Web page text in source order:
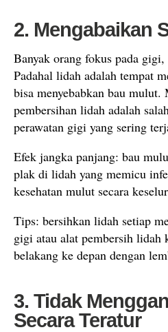
2. Mengabaikan
Banyak orang fokus pada
Padahal lidah adalah tempat
bisa menyebabkan bau mulut.
pembersihan lidah adalah
perawatan gigi yang sering
Efek jangka panjang: bau
plak di lidah yang memicu
kesehatan mulut secara
Tips: bersihkan lidah setiap
gigi atau alat pembersih lidah
belakang ke depan dengan
3. Tidak
Secara Teratur